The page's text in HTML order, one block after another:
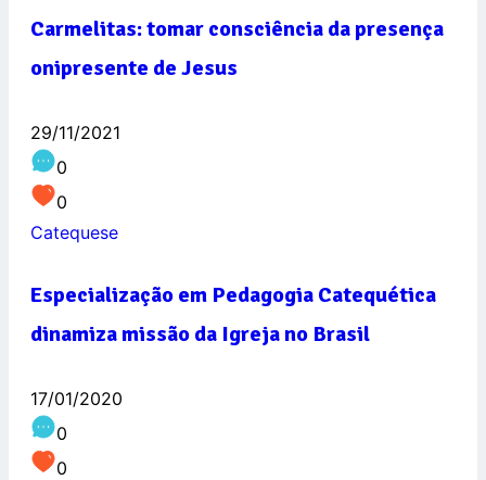
Carmelitas: tomar consciência da presença
onipresente de Jesus
29/11/2021
0
0
Catequese
Especialização em Pedagogia Catequética
dinamiza missão da Igreja no Brasil
17/01/2020
0
0